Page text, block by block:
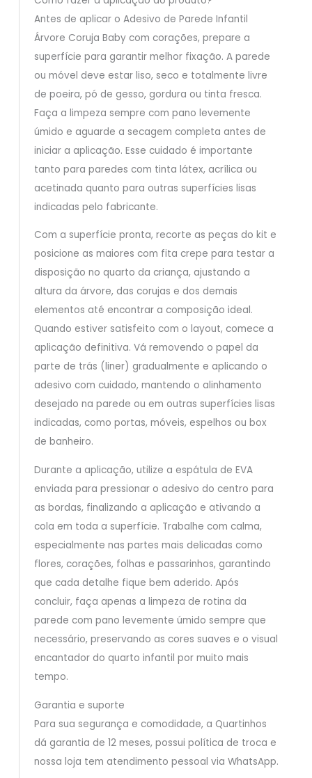
Antes de aplicar o Adesivo de Parede Infantil
Árvore Coruja Baby com corações, prepare a
superfície para garantir melhor fixação. A parede
ou móvel deve estar liso, seco e totalmente livre
de poeira, pó de gesso, gordura ou tinta fresca.
Faça a limpeza sempre com pano levemente
úmido e aguarde a secagem completa antes de
iniciar a aplicação. Esse cuidado é importante
tanto para paredes com tinta látex, acrílica ou
acetinada quanto para outras superfícies lisas
indicadas pelo fabricante.
Com a superfície pronta, recorte as peças do kit e
posicione as maiores com fita crepe para testar a
disposição no quarto da criança, ajustando a
altura da árvore, das corujas e dos demais
elementos até encontrar a composição ideal.
Quando estiver satisfeito com o layout, comece a
aplicação definitiva. Vá removendo o papel da
parte de trás (liner) gradualmente e aplicando o
adesivo com cuidado, mantendo o alinhamento
desejado na parede ou em outras superfícies lisas
indicadas, como portas, móveis, espelhos ou box
de banheiro.
Durante a aplicação, utilize a espátula de EVA
enviada para pressionar o adesivo do centro para
as bordas, finalizando a aplicação e ativando a
cola em toda a superfície. Trabalhe com calma,
especialmente nas partes mais delicadas como
flores, corações, folhas e passarinhos, garantindo
que cada detalhe fique bem aderido. Após
concluir, faça apenas a limpeza de rotina da
parede com pano levemente úmido sempre que
necessário, preservando as cores suaves e o visual
encantador do quarto infantil por muito mais
tempo.
Garantia e suporte
Para sua segurança e comodidade, a Quartinhos
dá garantia de 12 meses, possui política de troca e
nossa loja tem atendimento pessoal via WhatsApp.